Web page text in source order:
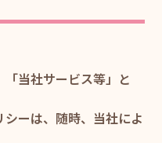
当社サービス等」と
ーは、随時、当社によ